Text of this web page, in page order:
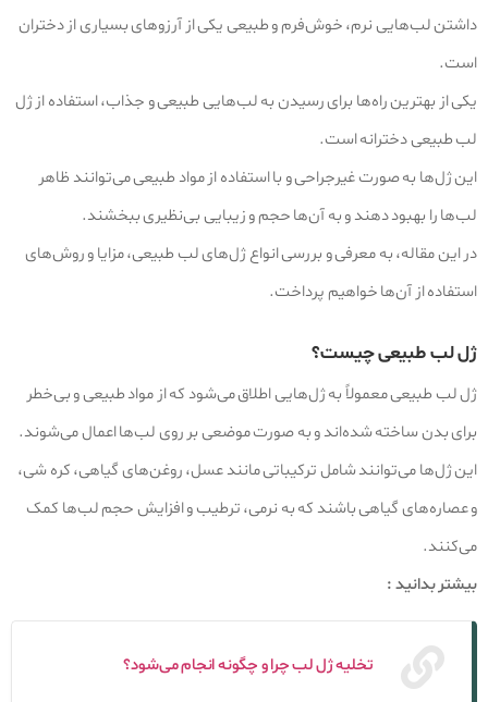
داشتن لب‌هایی نرم، خوش‌فرم و طبیعی یکی از آرزوهای بسیاری از دختران
است.
یکی از بهترین راه‌ها برای رسیدن به لب‌هایی طبیعی و جذاب، استفاده از ژل
لب طبیعی دخترانه است.
این ژل‌ها به صورت غیرجراحی و با استفاده از مواد طبیعی می‌توانند ظاهر
لب‌ها را بهبود دهند و به آن‌ها حجم و زیبایی بی‌نظیری ببخشند.
در این مقاله، به معرفی و بررسی انواع ژل‌های لب طبیعی، مزایا و روش‌های
استفاده از آن‌ها خواهیم پرداخت.
ژل لب طبیعی چیست؟
ژل لب طبیعی معمولاً به ژل‌هایی اطلاق می‌شود که از مواد طبیعی و بی‌خطر
برای بدن ساخته شده‌اند و به صورت موضعی بر روی لب‌ها اعمال می‌شوند.
این ژل‌ها می‌توانند شامل ترکیباتی مانند عسل، روغن‌های گیاهی، کره شی،
و عصاره‌های گیاهی باشند که به نرمی، ترطیب و افزایش حجم لب‌ها کمک
می‌کنند.
بیشتر بدانید :
تخلیه ژل لب چرا و چگونه انجام می‌شود؟